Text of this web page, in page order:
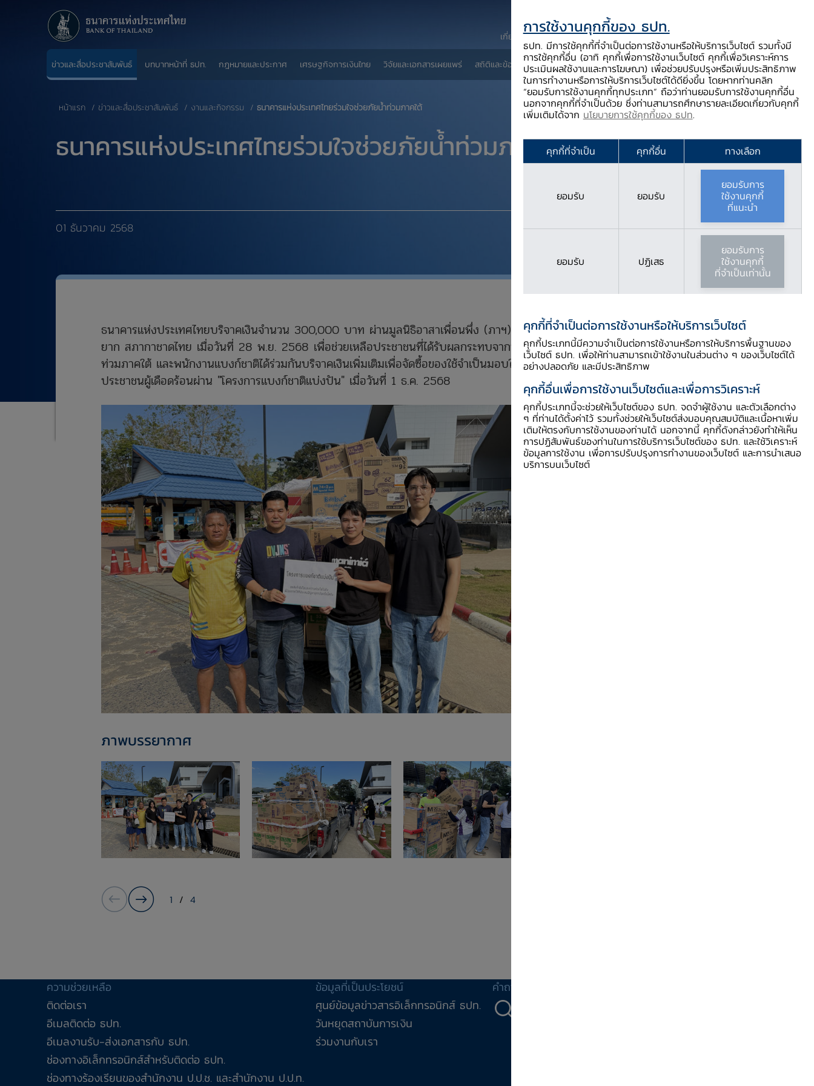
ข่าวและสื่อประชาสัมพันธ์ บทบาทหน้าที่ ธปท. กฎหมายและประกาศ เศรษฐกิจการเงินไทย วิจัยและเอกสารเผยแพร่ สถิติและข้อมูลเผยแพร่ บริการจาก ธปท. นวัตกรรมภาคการเงิน สตางค์ Story
เกี่ยวกับ ธปท. ติดต่อเรา ช่วยเหลือ / ร้องเรียน EN
หน้าแรก ข่าวและสื่อประชาสัมพันธ์ งานและกิจกรรม ธนาคารแห่งประเทศไทยร่วมใจช่วยภัยน้ำท่วมภาคใต้
ธนาคารแห่งประเทศไทยร่วมใจช่วยภัยน้ำท่วมภาคใต้
01 ธันวาคม 2568
ธนาคารแห่งประเทศไทยบริจาคเงินจำนวน 300,000 บาท ผ่านมูลนิธิอาสาเพื่อนพึ่ง (ภาฯ) ยาม
ยาก สภากาชาดไทย เมื่อวันที่ 28 พ.ย. 2568 เพื่อช่วยเหลือประชาชนที่ได้รับผลกระทบจากน้ำ
ท่วมภาคใต้ และพนักงานแบงก์ชาติได้ร่วมกันบริจาคเงินเพิ่มเติมเพื่อจัดซื้อของใช้จำเป็นมอบให้
ประชาชนผู้เดือดร้อนผ่าน "โครงการแบงก์ชาติแบ่งปัน" เมื่อวันที่ 1 ธ.ค. 2568
ภาพบรรยากาศ
1 / 4
ความช่วยเหลือ
ติดต่อเรา
อีเมลติดต่อ ธปท.
อีเมลงานรับ-ส่งเอกสารกับ ธปท.
ช่องทางอิเล็กทรอนิกส์สำหรับติดต่อ ธปท.
ช่องทางร้องเรียนของสำนักงาน ป.ป.ช. และสำนักงาน ป.ป.ท.
ข้อมูลที่เป็นประโยชน์
ศูนย์ข้อมูลข่าวสารอิเล็กทรอนิกส์ ธปท.
วันหยุดสถาบันการเงิน
ร่วมงานกับเรา
คำถาม-คำตอบ
การใช้งานคุกกี้ของ ธปท.
ธปท. มีการใช้คุกกี้ที่จำเป็นต่อการใช้งานหรือให้บริการเว็บไซต์ รวมทั้งมี
การใช้คุกกี้อื่น (อาทิ คุกกี้เพื่อการใช้งานเว็บไซต์ คุกกี้เพื่อวิเคราะห์การ
ประเมินผลใช้งานและการโฆษณา) เพื่อช่วยปรับปรุงหรือเพิ่มประสิทธิภาพ
ในการทำงานหรือการให้บริการเว็บไซต์ได้ดียิ่งขึ้น โดยหากท่านคลิก
“ยอมรับการใช้งานคุกกี้ทุกประเภท” ถือว่าท่านยอมรับการใช้งานคุกกี้อื่น
นอกจากคุกกี้ที่จำเป็นด้วย ซึ่งท่านสามารถศึกษารายละเอียดเกี่ยวกับคุกกี้
เพิ่มเติมได้จาก นโยบายการใช้คุกกี้ของ ธปท.
คุกกี้ที่จำเป็น คุกกี้อื่น ทางเลือก
ยอมรับ ยอมรับ
ยอมรับการ
ใช้งานคุกกี้
ที่แนะนำ
ยอมรับ ปฏิเสธ
ยอมรับการ
ใช้งานคุกกี้
ที่จำเป็นเท่านั้น
คุกกี้ที่จำเป็นต่อการใช้งานหรือให้บริการเว็บไซต์
คุกกี้ประเภทนี้มีความจำเป็นต่อการใช้งานหรือการให้บริการพื้นฐานของ
เว็บไซต์ ธปท. เพื่อให้ท่านสามารถเข้าใช้งานในส่วนต่าง ๆ ของเว็บไซต์ได้
อย่างปลอดภัย และมีประสิทธิภาพ
คุกกี้อื่นเพื่อการใช้งานเว็บไซต์และเพื่อการวิเคราะห์
คุกกี้ประเภทนี้จะช่วยให้เว็บไซต์ของ ธปท. จดจำผู้ใช้งาน และตัวเลือกต่าง
ๆ ที่ท่านได้ตั้งค่าไว้ รวมทั้งช่วยให้เว็บไซต์ส่งมอบคุณสมบัติและเนื้อหาเพิ่ม
เติมให้ตรงกับการใช้งานของท่านได้ นอกจากนี้ คุกกี้ดังกล่าวยังทำให้เห็น
การปฏิสัมพันธ์ของท่านในการใช้บริการเว็บไซต์ของ ธปท. และใช้วิเคราะห์
ข้อมูลการใช้งาน เพื่อการปรับปรุงการทำงานของเว็บไซต์ และการนำเสนอ
บริการบนเว็บไซต์